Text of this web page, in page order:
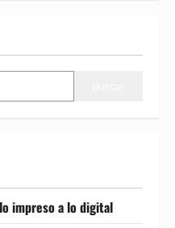
impreso a lo digital